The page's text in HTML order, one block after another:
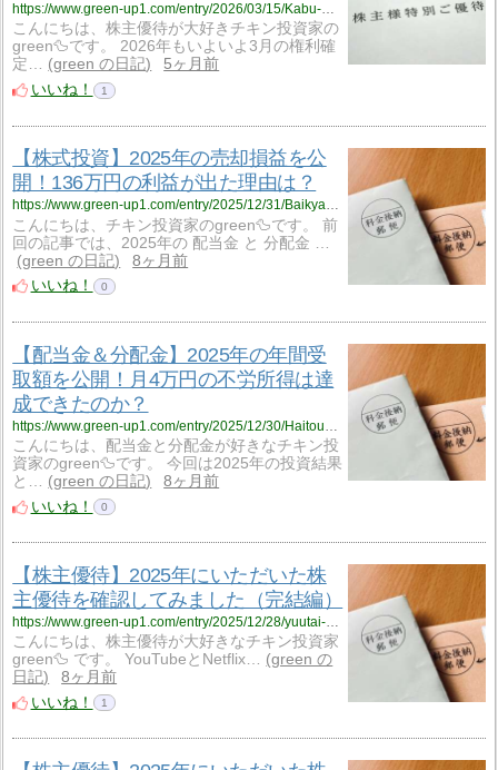
https://www.green-up1.com/entry/2026/03/15/Kabu-Osusume-2603
こんにちは、株主優待が大好きチキン投資家の
green🦆です。 2026年もいよいよ3月の権利確
定…
green の日記
5ヶ月前
いいね！
1
【株式投資】2025年の売却損益を公
開！136万円の利益が出た理由は？
https://www.green-up1.com/entry/2025/12/31/Baikyakueki-202512
こんにちは、チキン投資家のgreen🦆です。 前
回の記事では、2025年の 配当金 と 分配金 …
green の日記
8ヶ月前
いいね！
0
【配当金＆分配金】2025年の年間受
取額を公開！月4万円の不労所得は達
成できたのか？
こんにちは、配当金と分配金が好きなチキン投
資家のgreen🦆です。 今回は2025年の投資結果
と…
green の日記
8ヶ月前
いいね！
0
【株主優待】2025年にいただいた株
主優待を確認してみました（完結編）
こんにちは、株主優待が大好きなチキン投資家
green🦆 です。 YouTubeとNetflix…
green の
日記
8ヶ月前
いいね！
1